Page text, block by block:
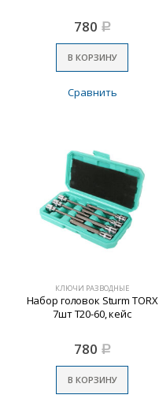
780 Р
В КОРЗИНУ
Сравнить
КЛЮЧИ РАЗВОДНЫЕ
Набор головок Sturm TORX
7шт Т20-60, кейс
780 Р
В КОРЗИНУ